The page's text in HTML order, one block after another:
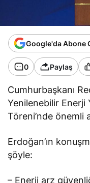
Google'da Abone
0 Paylaş
Cumhurbaşkanı
Yenilenebilir Enerji
Töreni’nde önemli
Erdoğan’ın
şöyle:
– Enerji arz